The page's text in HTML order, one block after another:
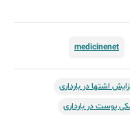
medicinenet
اشتها در بارداری
پوست در بارداری